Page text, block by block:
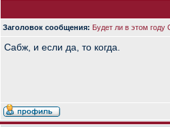
Заголовок сообщения: Будет ли в этом
Сабж, и если да, то когда.